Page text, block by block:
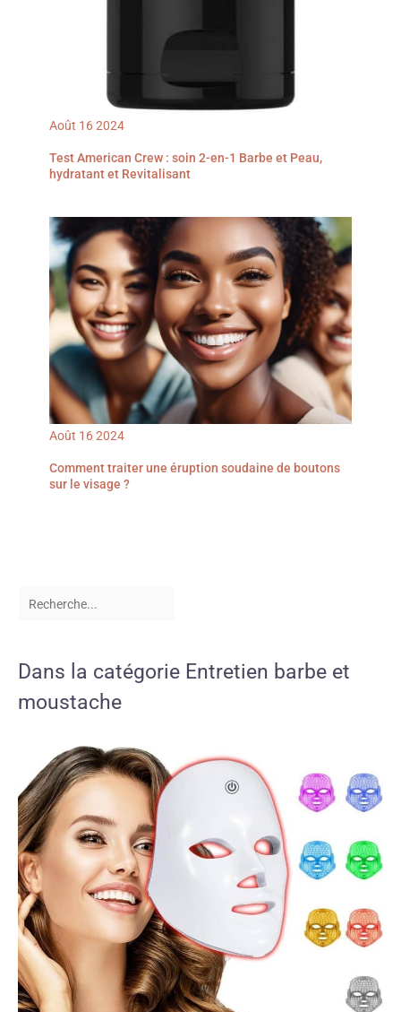
Août 162024
Test American Crew : soin 2-en-1 Barbe et Peau,
hydratant et Revitalisant
Août 162024
Comment traiter une éruption soudaine de boutons
sur le visage ?
Dans la catégorie Entretien barbe et
moustache